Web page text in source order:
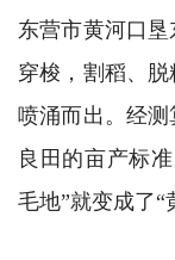
东营市黄河口
穿梭，割稻、
喷涌而出。经测
良田的亩产标
毛地”就变成了“